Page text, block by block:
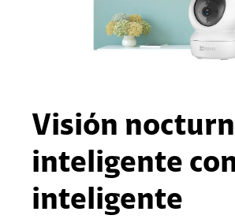
Visión
inteligente
inteligente